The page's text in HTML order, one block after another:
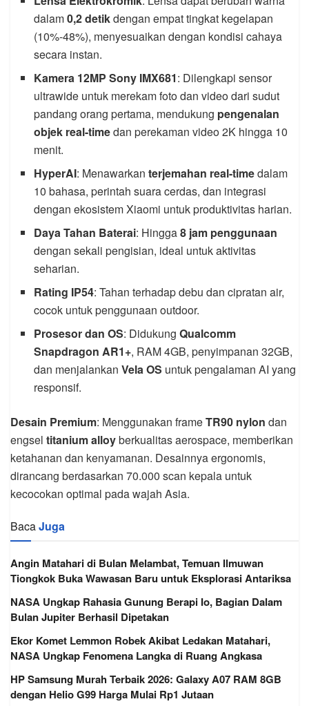
dalam0,2 detikdengan empat tingkat kegelapan
(10%-48%), menyesuaikan dengan kondisi cahaya
secara instan.
Kamera 12MP Sony IMX681: Dilengkapi sensor
ultrawide untuk merekam foto dan video dari sudut
pandang orang pertama, mendukung pengenalan
objek real-timedan perekaman video 2K hingga 10
menit.
HyperAI: Menawarkanterjemahan real-timedalam
10 bahasa, perintah suara cerdas, dan integrasi
dengan ekosistem Xiaomi untuk produktivitas harian.
Daya Tahan Baterai: Hingga8 jam penggunaan
dengan sekali pengisian, ideal untuk aktivitas
seharian.
Rating IP54: Tahan terhadap debu dan cipratan air,
cocok untuk penggunaan outdoor.
Prosesor dan OS: DidukungQualcomm
Snapdragon AR1+, RAM 4GB, penyimpanan 32GB,
dan menjalankanVela OS untuk pengalaman AI yang
responsif.
Desain Premium: Menggunakan frameTR90 nylon dan
engsel titanium alloyberkualitas aerospace, memberikan
ketahanan dan kenyamanan. Desainnya ergonomis,
dirancang berdasarkan 70.000 scan kepala untuk
kecocokan optimal pada wajah Asia.
BacaJuga
Angin Matahari di Bulan Melambat, Temuan Ilmuwan
Tiongkok Buka Wawasan Baru untuk Eksplorasi Antariksa
NASA Ungkap Rahasia Gunung Berapi Io, Bagian Dalam
Bulan Jupiter Berhasil Dipetakan
Ekor Komet Lemmon Robek Akibat Ledakan Matahari,
NASA Ungkap Fenomena Langka di Ruang Angkasa
HP Samsung Murah Terbaik 2026: Galaxy A07 RAM 8GB
dengan Helio G99 Harga Mulai Rp1 Jutaan